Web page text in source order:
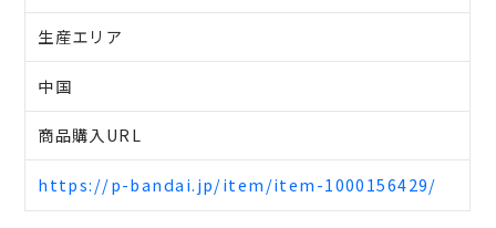
生産エリア
中国
商品購入URL
https://p-bandai.jp/item/item-1000156429/